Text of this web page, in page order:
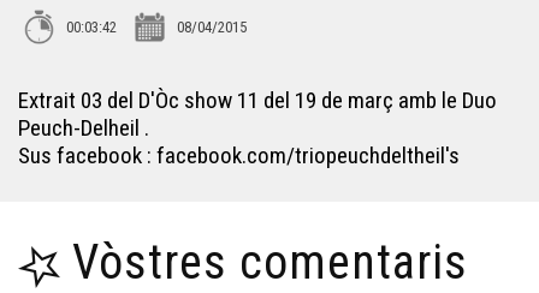
Muriel Batbie Castell
Croc'stane (1)
Yan Cozian : L'estaca
Eths Bandolets
00:03:42 08/04/2015
Extrait 03 del D'Òc show 11 del 19 de març amb le Duo
Peuch-Delheil .
Sus facebook : facebook.com/triopeuchdeltheil's
Vòstres comentaris